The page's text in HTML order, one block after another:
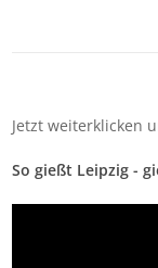
Jetzt weiterklicken
So gießt Leipzig -